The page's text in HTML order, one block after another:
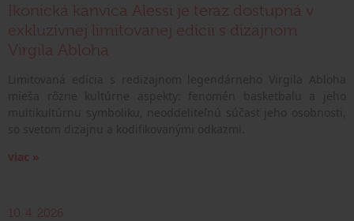
Ikonická kanvica Alessi je teraz dostupná v
exkluzívnej limitovanej edícii s dizajnom
Virgila Abloha
viac »
10. 4. 2026